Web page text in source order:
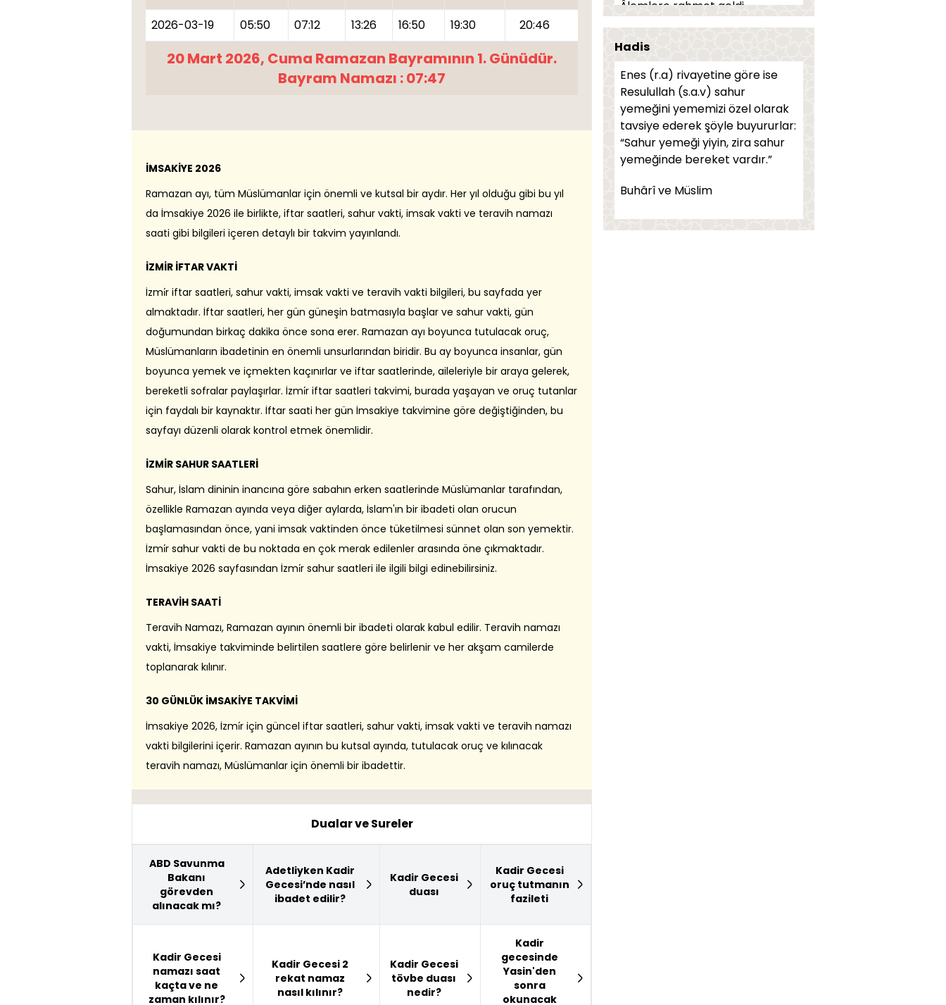
2026-03-19
05:50 07:12 13:26 16:50 19:30 20:46
20 Mart 2026, Cuma Ramazan Bayramının 1. Günüdür.
Bayram Namazı : 07:47
İMSAKİYE 2026
Ramazan ayı, tüm Müslümanlar için önemli ve kutsal bir aydır. Her yıl olduğu gibi bu yıl
da İmsakiye 2026 ile birlikte, iftar saatleri, sahur vakti, imsak vakti ve teravih namazı
saati gibi bilgileri içeren detaylı bir takvim yayınlandı.
İZMİR İFTAR VAKTİ
İzmi̇r iftar saatleri, sahur vakti, imsak vakti ve teravih vakti bilgileri, bu sayfada yer
almaktadır. İftar saatleri, her gün güneşin batmasıyla başlar ve sahur vakti, gün
doğumundan birkaç dakika önce sona erer. Ramazan ayı boyunca tutulacak oruç,
Müslümanların ibadetinin en önemli unsurlarından biridir. Bu ay boyunca insanlar, gün
boyunca yemek ve içmekten kaçınırlar ve iftar saatlerinde, aileleriyle bir araya gelerek,
bereketli sofralar paylaşırlar. İzmi̇r iftar saatleri takvimi, burada yaşayan ve oruç tutanlar
için faydalı bir kaynaktır. İftar saati her gün İmsakiye takvimine göre değiştiğinden, bu
sayfayı düzenli olarak kontrol etmek önemlidir.
İZMİR SAHUR SAATLERİ
Sahur, İslam dininin inancına göre sabahın erken saatlerinde Müslümanlar tarafından,
özellikle Ramazan ayında veya diğer aylarda, İslam'ın bir ibadeti olan orucun
başlamasından önce, yani imsak vaktinden önce tüketilmesi sünnet olan son yemektir.
İzmi̇r sahur vakti de bu noktada en çok merak edilenler arasında öne çıkmaktadır.
İmsakiye 2026 sayfasından İzmi̇r sahur saatleri ile ilgili bilgi edinebilirsiniz.
TERAVİH SAATİ
Teravih Namazı, Ramazan ayının önemli bir ibadeti olarak kabul edilir. Teravih namazı
vakti, İmsakiye takviminde belirtilen saatlere göre belirlenir ve her akşam camilerde
toplanarak kılınır.
30 GÜNLÜK İMSAKİYE TAKVİMİ
İmsakiye 2026, İzmi̇r için güncel iftar saatleri, sahur vakti, imsak vakti ve teravih namazı
vakti bilgilerini içerir. Ramazan ayının bu kutsal ayında, tutulacak oruç ve kılınacak
teravih namazı, Müslümanlar için önemli bir ibadettir.
Dualar ve Sureler
ABD Savunma
Bakanı
görevden
alınacak mı?
Adetliyken Kadir
Gecesi’nde nasıl
ibadet edilir?
Kadir Gecesi
duası
Kadir Gecesi
oruç tutmanın
fazileti
Kadir Gecesi
namazı saat
kaçta ve ne
zaman kılınır?
Kadir Gecesi 2
rekat namaz
nasıl kılınır?
Kadir Gecesi
tövbe duası
nedir?
Kadir
gecesinde
Yasin'den
sonra
okunacak
Âlemlere rahmet geldi...
İtikatla alâkalı bahisleri çok iyi
öğrenmek gerekir
Efendimiz (SAS) birbirimizi
sevmeyi emretmiştir...
İnsanlığın kurtuluş reçetesi...
Aile ve din terbiyesi...
Şahitler arasında...
Hadis
Enes (r.a) rivayetine göre ise
Resulullah (s.a.v) sahur
yemeğini yememizi özel olarak
tavsiye ederek şöyle buyururlar:
“Sahur yemeği yiyin, zira sahur
yemeğinde bereket vardır.”
Buhârî ve Müslim